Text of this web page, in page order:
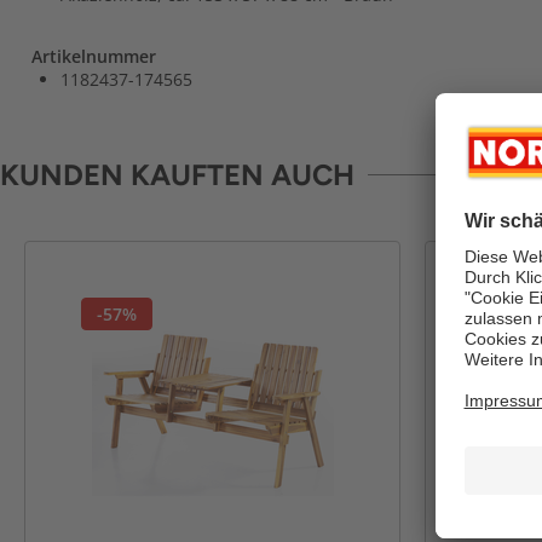
Artikelnummer
1182437-174565
KUNDEN KAUFTEN AUCH
-57% -61%